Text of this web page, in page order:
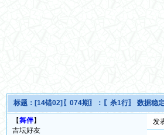
标题： [14错02]〖074期〗：〖杀1行〗 数据稳
【舞伴】
吉坛好友
发